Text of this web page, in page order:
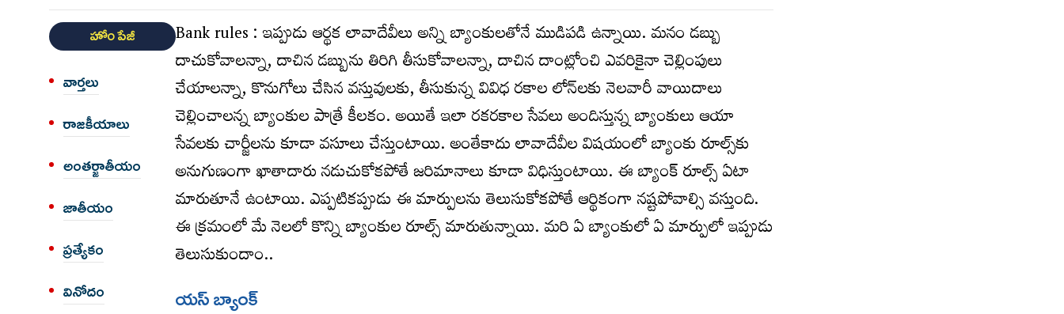
హోం పేజీ
వార్త‌లు
రాజకీయాలు
అంత‌ర్జాతీయం
జాతీయం
ప్రత్యేకం
వినోదం
Bank rules : ఇప్పుడు ఆర్థక లావాదేవీలు అన్ని బ్యాంకులతోనే ముడిపడి ఉన్నాయి. మనం డబ్బు
దాచుకోవాలన్నా, దాచిన డబ్బును తిరిగి తీసుకోవాలన్నా, దాచిన దాంట్లోంచి ఎవరికైనా చెల్లింపులు
చేయాలన్నా, కొనుగోలు చేసిన వస్తువులకు, తీసుకున్న వివిధ రకాల లోన్‌లకు నెలవారీ వాయిదాలు
చెల్లించాలన్న బ్యాంకుల పాత్రే కీలకం. అయితే ఇలా రకరకాల సేవలు అందిస్తున్న బ్యాంకులు ఆయా
సేవలకు చార్జీలను కూడా వసూలు చేస్తుంటాయి. అంతేకాదు లావాదేవీల విషయంలో బ్యాంకు రూల్స్‌కు
అనుగుణంగా ఖాతాదారు నడుచుకోకపోతే జరిమానాలు కూడా విధిస్తుంటాయి. ఈ బ్యాంక్‌ రూల్స్‌ ఏటా
మారుతూనే ఉంటాయి. ఎప్పటికప్పుడు ఈ మార్పులను తెలుసుకోకపోతే ఆర్థికంగా నష్టపోవాల్సి వస్తుంది.
ఈ క్రమంలో మే నెలలో కొన్ని బ్యాంకుల రూల్స్‌ మారుతున్నాయి. మరి ఏ బ్యాంకులో ఏ మార్పులో ఇప్పుడు
తెలుసుకుందాం..
యస్ బ్యాంక్